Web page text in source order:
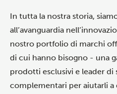
In tutta la nostra storia,
all’avanguardia
nostro portfolio di marchi
di cui hanno bisogno - una
prodotti esclusivi e leader di
complementari per aiutarli a